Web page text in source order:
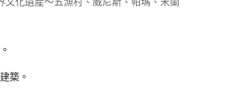
築。